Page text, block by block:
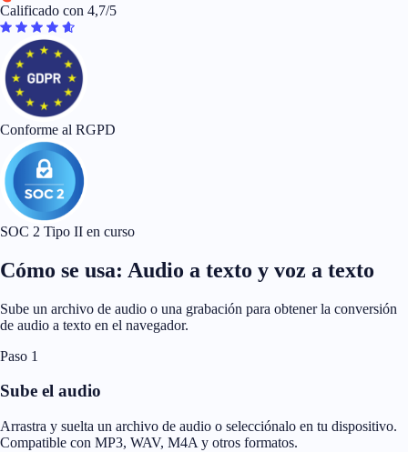
Calificado con 4,7/5
Conforme al RGPD
SOC 2 Tipo II en curso
Cómo se usa: Audio a texto y voz a texto
Sube un archivo de audio o una grabación para obtener la conversión
de audio a texto en el navegador.
Paso 1
Sube el audio
Arrastra y suelta un archivo de audio o selecciónalo en tu dispositivo.
Compatible con MP3, WAV, M4A y otros formatos.